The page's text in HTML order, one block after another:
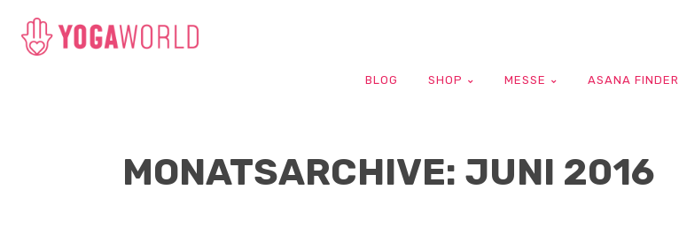
BLOG SHOP MESSE ASANA FINDER
MONATSARCHIVE: JUNI 2016